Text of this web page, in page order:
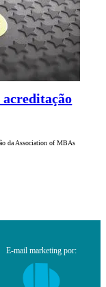
da Association of MBAs
E-mail marketing por: